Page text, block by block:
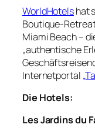
WorldHotelshat
Boutique-
Miami Beach –
„authentische
Internetportal
Die Hotels:
Les Jardins du